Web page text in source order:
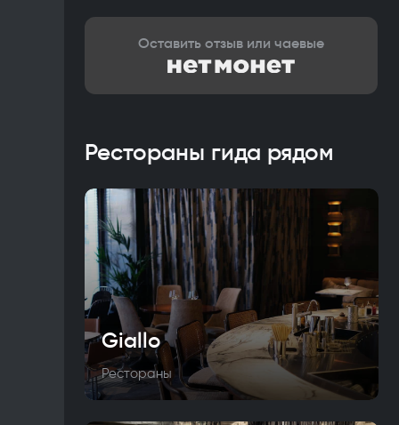
Оставить отзыв или чаевые
Рестораны гида рядом
Giallo
Рестораны